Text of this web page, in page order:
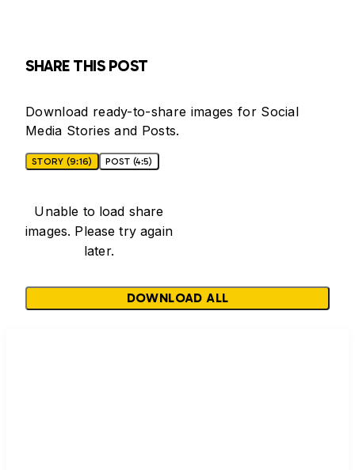
SHARE THIS POST
Download ready-to-share images for Social
Media Stories and Posts.
STORY (9:16) POST (4:5)
Unable to load share
images. Please try again
later.
DOWNLOAD ALL